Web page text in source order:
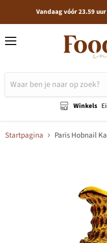
Vandaag vóór 23.59
Winkels
Startpagina Paris Hobnail